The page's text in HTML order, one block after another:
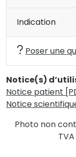
Indication
Poser une
Notice(s)
Notice patient
Notice
Photo non